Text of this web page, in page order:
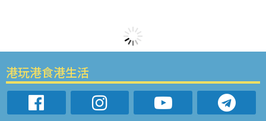
港玩港食港生活